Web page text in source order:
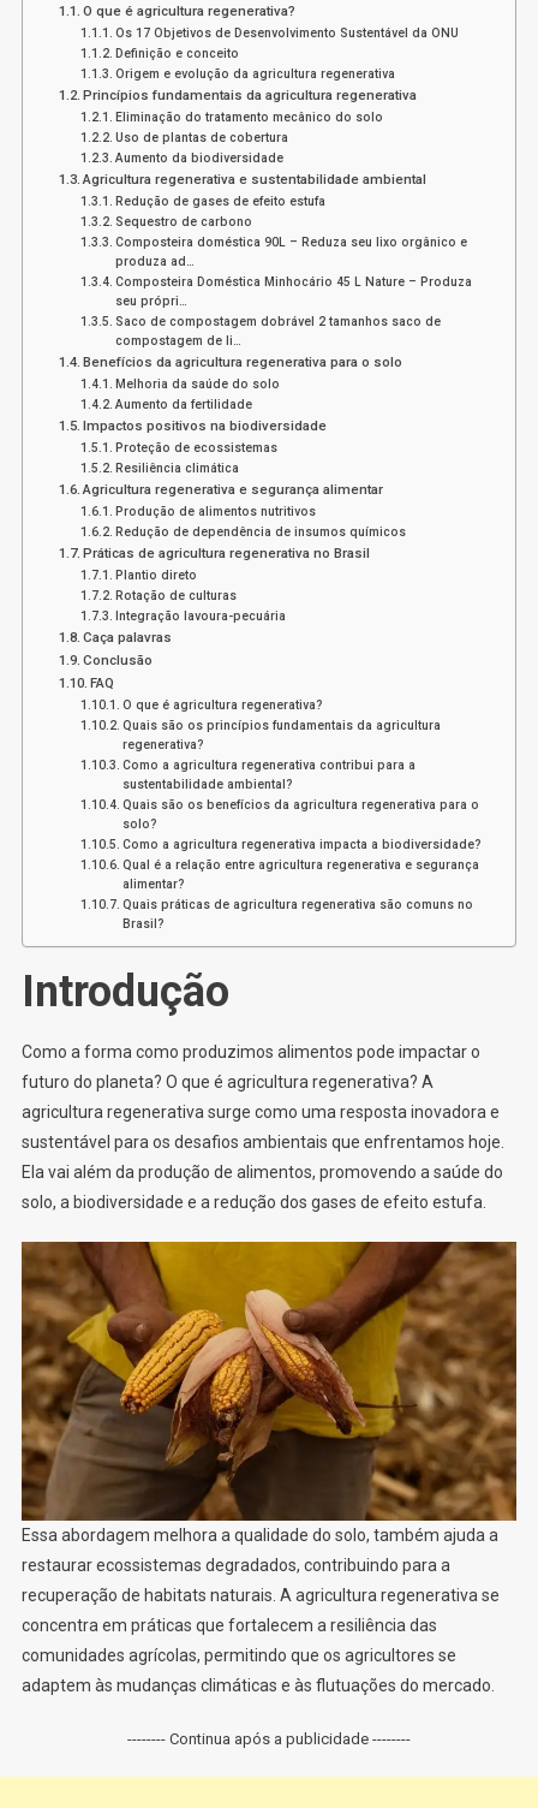
Agricultura
Regenerativa
No
Brasil
O que é agricultura regenerativa?
Os 17 Objetivos de Desenvolvimento Sustentável da ONU
Definição e conceito
Origem e evolução da agricultura regenerativa
Princípios fundamentais da agricultura regenerativa
Eliminação do tratamento mecânico do solo
Uso de plantas de cobertura
Aumento da biodiversidade
Agricultura regenerativa e sustentabilidade ambiental
Redução de gases de efeito estufa
Sequestro de carbono
Composteira doméstica 90L – Reduza seu lixo orgânico e
produza ad…
Composteira Doméstica Minhocário 45 L Nature – Produza
seu própri…
Saco de compostagem dobrável 2 tamanhos saco de
compostagem de li…
Benefícios da agricultura regenerativa para o solo
Melhoria da saúde do solo
Aumento da fertilidade
Impactos positivos na biodiversidade
Proteção de ecossistemas
Resiliência climática
Agricultura regenerativa e segurança alimentar
Produção de alimentos nutritivos
Redução de dependência de insumos químicos
Práticas de agricultura regenerativa no Brasil
Plantio direto
Rotação de culturas
Integração lavoura-pecuária
Caça palavras
Conclusão
FAQ
O que é agricultura regenerativa?
Quais são os princípios fundamentais da agricultura
regenerativa?
Como a agricultura regenerativa contribui para a
sustentabilidade ambiental?
Quais são os benefícios da agricultura regenerativa para o
solo?
Como a agricultura regenerativa impacta a biodiversidade?
Qual é a relação entre agricultura regenerativa e segurança
alimentar?
Quais práticas de agricultura regenerativa são comuns no
Brasil?
Introdução
Como a forma como produzimos alimentos pode impactar o
futuro do planeta? O que é agricultura regenerativa? A
agricultura regenerativa surge como uma resposta inovadora e
sustentável para os desafios ambientais que enfrentamos hoje.
Ela vai além da produção de alimentos, promovendo a saúde do
solo, a biodiversidade e a redução dos gases de efeito estufa.
Essa abordagem melhora a qualidade do solo, também ajuda a
restaurar ecossistemas degradados, contribuindo para a
recuperação de habitats naturais. A agricultura regenerativa se
concentra em práticas que fortalecem a resiliência das
comunidades agrícolas, permitindo que os agricultores se
adaptem às mudanças climáticas e às flutuações do mercado.
-------- Continua após a publicidade --------